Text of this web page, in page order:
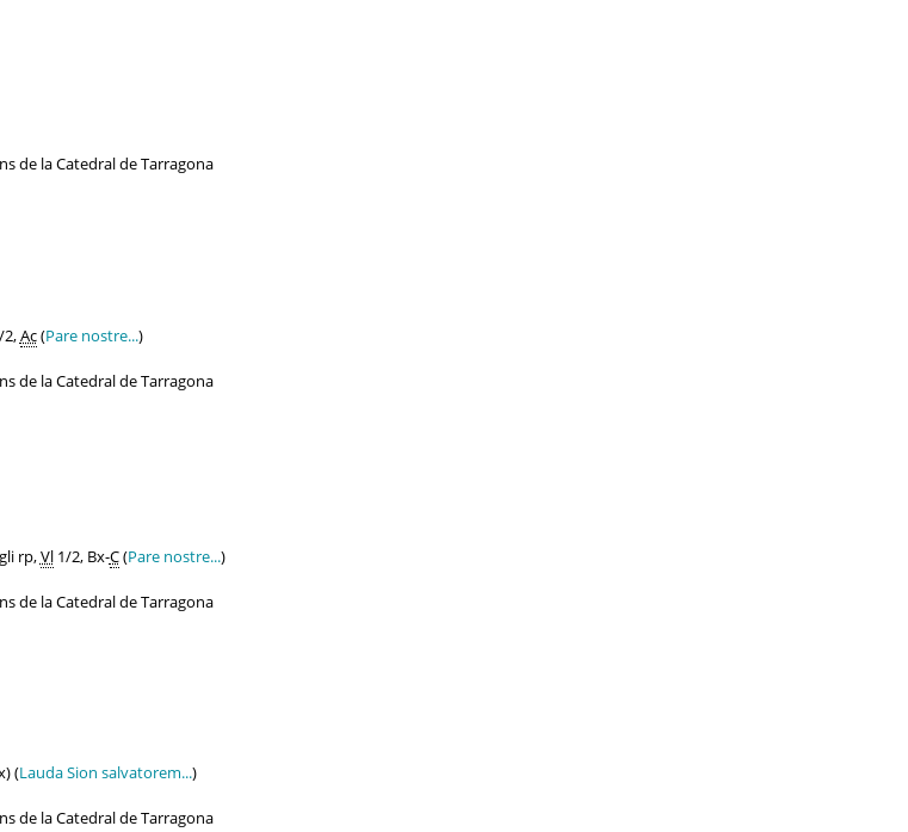
de la Catedral de Tarragona
Ac(Pare nostre...)
de la Catedral de Tarragona
rp,Vl1/2, Bx-C(Pare nostre...)
de la Catedral de Tarragona
(Lauda Sion salvatorem...)
de la Catedral de Tarragona